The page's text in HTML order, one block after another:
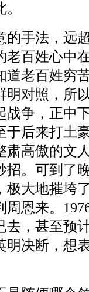
的手法，远
老百姓心中
道老百姓穷
明对照，所
战争，正中
于后来打土
肃高傲的文
招。可到了
极大地摧垮
恩来。
去，甚至预
明决断，想